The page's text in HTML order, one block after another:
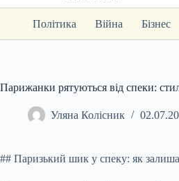
Політика Війна Бізнес
Парижанки рятуються від спеки:
Уляна Колісник
## Паризький шик у спеку: як